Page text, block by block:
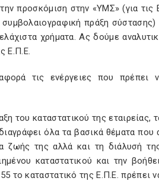
προσκόμιση στην «ΥΜΣ» (για
συμβολαιογραφική πράξη
χρήματα. Ας δούμε
Ε.Π.Ε.
τις ενέργειες που πρέπει
του καταστατικού της
όλα τα βασικά θέματα που
ζωής της αλλά και τη διάλυσή
καταστατικού και την
το καταστατικό της Ε.Π.Ε. πρέπει